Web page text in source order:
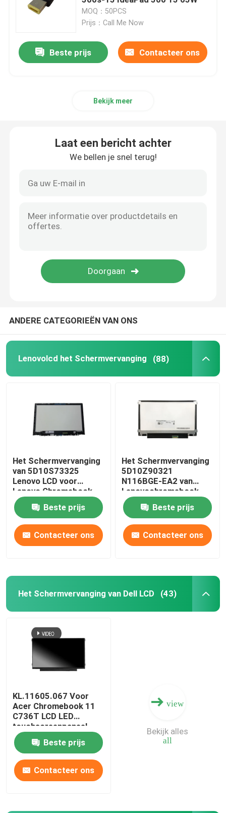
Het Schermvervanging van HP LCD
Het Schermvervanging van Acer LCD
Asuslcd het Schermvervanging
Samsung-Laptop LCD het Schermvervanging
Laptop het LEIDENE Scherm
De Spaander van geïntegreerde schakelingen
Laptop de Dekking van Palmrest
Laptop Toetsenbordvervanging
Laptop Batterijvervanging
MOQ：50PCS
Prijs：Call Me Now
Beste prijs Contacteer ons
Bekijk meer
Laat een bericht achter
We bellen je snel terug!
ANDERE CATEGORIEËN VAN ONS
Lenovolcd het Schermvervanging (88)
Het Schermvervanging
van 5D10S73325
Lenovo LCD voor
Lenovo Chromebook
C330 B116XAB01
Beste prijs
Contacteer ons
Het Schermvervanging
5D10Z90321
N116BGE-EA2 van
Lenovochromebook
100E Gen3 AMD LCD
Beste prijs
Contacteer ons
Het Schermvervanging van Dell LCD (43)
KL.11605.067 Voor
Acer Chromebook 11
C736T LCD LED
touchscreenpaneel
11,6" HD IPS
B116XAK01.0
B116XAK01.2
Beste prijs
Contacteer ons
view
all
Bekijk alles